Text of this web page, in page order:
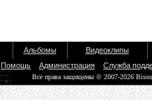
Альбомы
Видеоклипы
Помощь Администрация Служба
Все права защищены © 2007-2026